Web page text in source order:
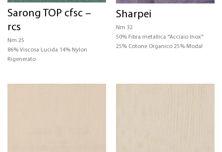
CERTIFICAZIONI
COLORE
Sarong TOP cfsc –
rcs
Nm 25
86% Viscosa Lucida 14% Nylon
Rigenerato
Sharpei
Nm 32
50% Fibra metallica "Acciaio Inox"
25% Cotone Organico 25% Modal